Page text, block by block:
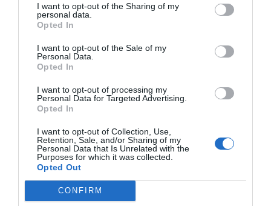
I want to opt-out of the Sharing of my
personal data.
Opted In
I want to opt-out of the Sale of my
Personal Data.
Opted In
I want to opt-out of processing my
Personal Data for Targeted Advertising.
Opted In
I want to opt-out of Collection, Use,
Retention, Sale, and/or Sharing of my
Personal Data that Is Unrelated with the
Purposes for which it was collected.
Opted Out
CONFIRM